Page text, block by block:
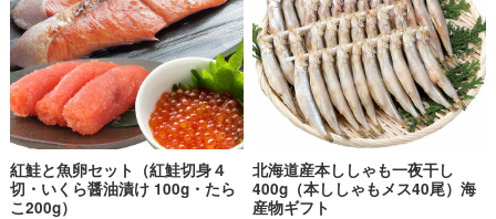
紅鮭と魚卵セット（紅鮭切身４
切・いくら醤油漬け 100g・たら
こ200g）
北海道産本ししゃも一夜干し
400g（本ししゃもメス40尾）海
産物ギフト